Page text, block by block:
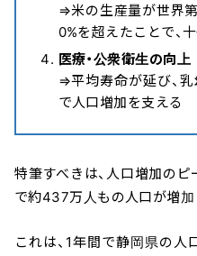
⇒米の生産量が世界
0%を超えたことで、
医療・公衆衛生の向上
⇒平均寿命が延び、
で人口増加を支える
特筆すべきは、人口増加の
で約437万人もの人口が増加
これは、1年間で静岡県の人